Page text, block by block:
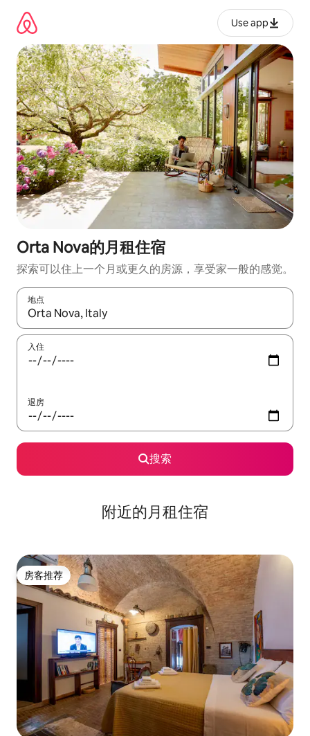
Use app
Orta Nova的月租住宿
探索可以住上一个月或更久的房源，享受家一般的感觉。
地点
如有搜索结果，请使用上下方向键查看，或通过点击或滑动手势
入住
退房
搜索
附近的月租住宿
房客推荐
房客推荐